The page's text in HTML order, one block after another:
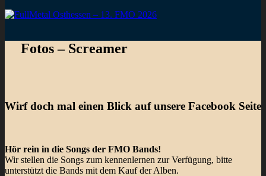
Fotos – Screamer
Wirf doch mal einen Blick auf unsere Facebook Seite
Hör rein in die Songs der FMO Bands!
Wir stellen die Songs zum kennenlernen zur Verfügung, bitte
unterstützt die Bands mit dem Kauf der Alben.